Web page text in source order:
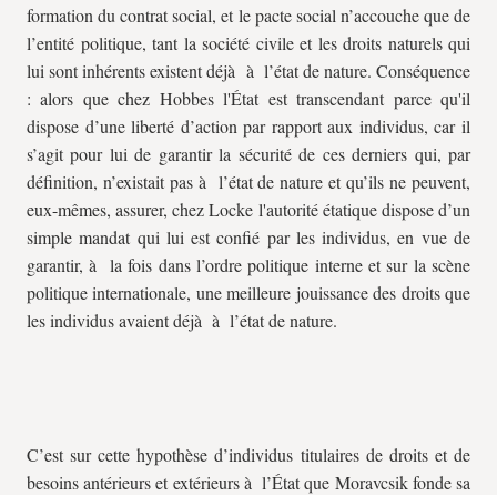
formation du contrat social, et le pacte social n’accouche que de
l’entité politique, tant la société civile et les droits naturels qui
lui sont inhérents existent déjà à l’état de nature. Conséquence
: alors que chez Hobbes l'État est transcendant parce qu'il
dispose d’une liberté d’action par rapport aux individus, car il
s’agit pour lui de garantir la sécurité de ces derniers qui, par
définition, n’existait pas à l’état de nature et qu’ils ne peuvent,
eux-mêmes, assurer, chez Locke l'autorité étatique dispose d’un
simple mandat qui lui est confié par les individus, en vue de
garantir, à la fois dans l’ordre politique interne et sur la scène
politique internationale, une meilleure jouissance des droits que
les individus avaient déjà à l’état de nature.
C’est sur cette hypothèse d’individus titulaires de droits et de
besoins antérieurs et extérieurs à l’État que Moravcsik fonde sa